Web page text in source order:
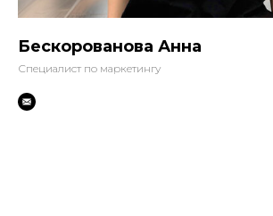
Бескорованова Анна
Специалист по маркетингу